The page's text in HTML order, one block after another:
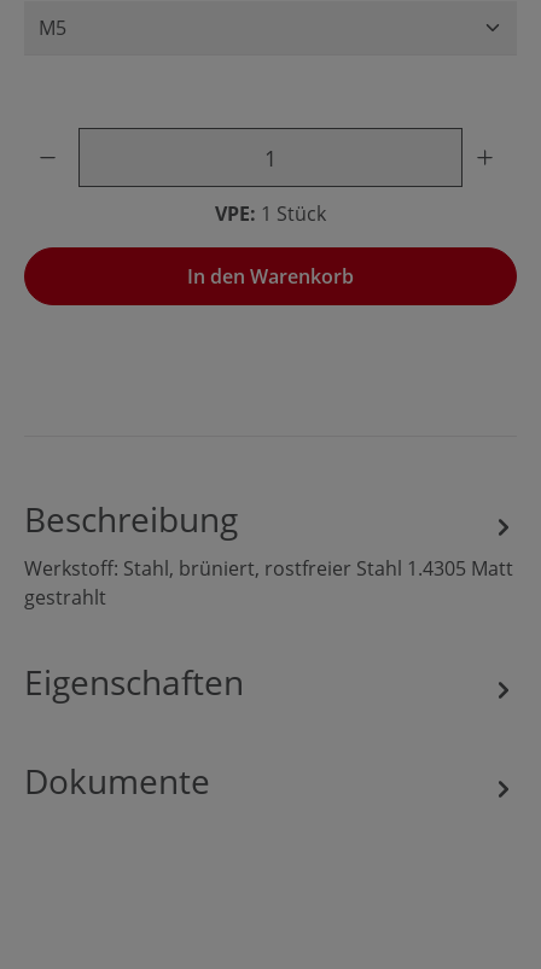
VPE: 1 Stück
In den Warenkorb
Beschreibung
Werkstoff: Stahl, brüniert, rostfreier Stahl 1.4305 Matt
gestrahlt
Eigenschaften
Dokumente